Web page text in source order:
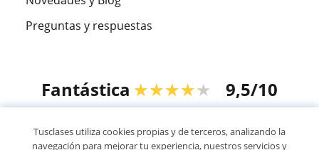
Preguntas y respuestas
Fantástica ★★★★★ 9,5/10
Tusclases utiliza cookies propias y de terceros, analizando la
navegación para mejorar tu experiencia, nuestros servicios y